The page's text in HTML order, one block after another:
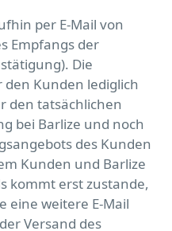
per E-Mail von
Empfangs der
Die
Kunden lediglich
den tatsächlichen
bei Barlize und noch
des Kunden
Kunden und Barlize
kommt erst zustande,
eine weitere E-Mail
Versand des